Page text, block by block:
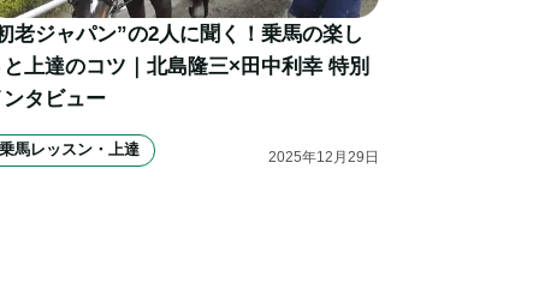
老ジャパン”の2人に聞く！乗馬の楽し
と上達のコツ｜北島隆三×田中利幸 特別
ンタビュー
乗馬レッスン・上達 2025年12 月 29 日